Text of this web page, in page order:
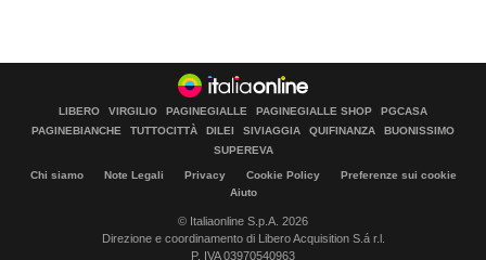
LIBERO VIRGILIO PAGINEGIALLE PAGINEGIALLE SHOP
PGCASA
PAGINEBIANCHE
TUTTOCITTÀ DILEI SIVIAGGIA QUIFINANZA
BUONISSIMO
SUPEREVA
Chi siamo Note Legali Privacy Cookie Policy
Preferenze sui cookie
Aiuto
© Italiaonline S.p.A. 2026
Direzione e coordinamento di Libero Acquisition S.á r.l.
P. IVA 03970540963